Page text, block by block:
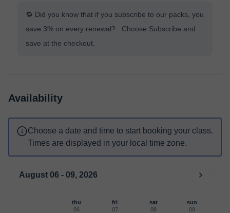
🔁 Did you know that if you subscribe to our packs, you
save 3% on every renewal? Choose Subscribe and
save at the checkout.
Availability
Choose a date and time to start booking your class.
Times are displayed in your local time zone.
August 06 - 09, 2026
thu
06
fri
07
sat
08
sun
09